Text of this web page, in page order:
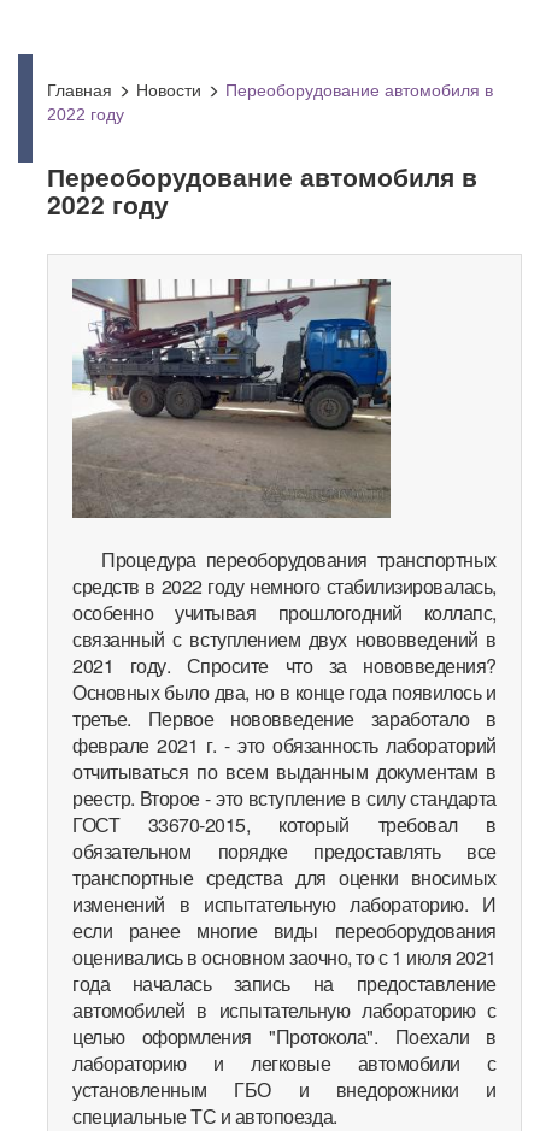
Главная Новости
Переоборудование автомобиля в
2022 году
Переоборудование автомобиля в
2022 году
Процедура переоборудования транспортных
средств в 2022 году немного стабилизировалась,
особенно учитывая прошлогодний коллапс,
связанный с вступлением двух нововведений в
2021 году. Спросите что за нововведения?
Основных было два, но в конце года появилось и
третье. Первое нововведение заработало в
феврале 2021 г. - это обязанность лабораторий
отчитываться по всем выданным документам в
реестр. Второе - это вступление в силу стандарта
ГОСТ 33670-2015, который требовал в
обязательном порядке предоставлять все
транспортные средства для оценки вносимых
изменений в испытательную лабораторию. И
если ранее многие виды переоборудования
оценивались в основном заочно, то с 1 июля 2021
года началась запись на предоставление
автомобилей в испытательную лабораторию с
целью оформления "Протокола". Поехали в
лабораторию и легковые автомобили с
установленным ГБО и внедорожники и
специальные ТС и автопоезда.